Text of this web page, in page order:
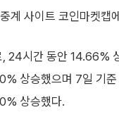
계 사이트 코인마켓캡
24시간 동안 14.66%
상승했으며 7일 기
상승했다.